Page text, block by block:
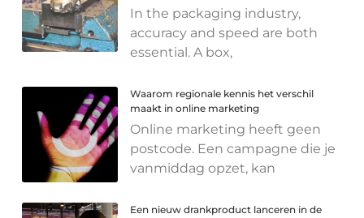
In the packaging industry,
accuracy and speed are both
essential. A box,
Waarom regionale kennis het verschil
maakt in online marketing
Online marketing heeft geen
postcode. Een campagne die je
vanmiddag opzet, kan
Een nieuw drankproduct lanceren in de